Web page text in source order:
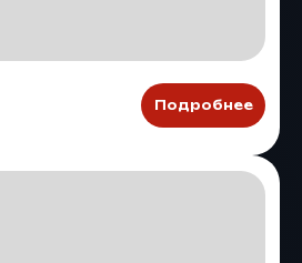
Подробнее